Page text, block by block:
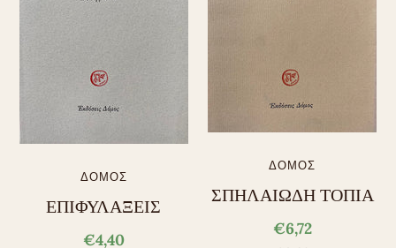
ΔΟΜΟΣ
ΕΠΙΦΥΛΑΞΕΙΣ
€4,40
ΔΟΜΟΣ
ΣΠΗΛΑΙΩΔΗ ΤΟΠΙΑ
€6,72